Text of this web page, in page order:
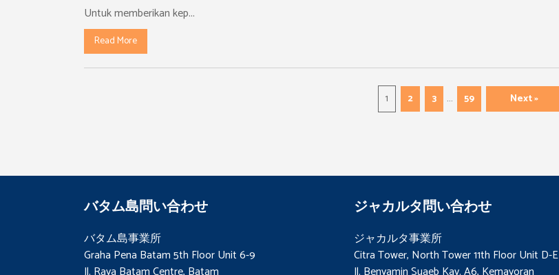
Untuk memberikan kep...
Read More
1 2 3 … 59 Next »
バタム島問い合わせ
バタム島事業所
Graha Pena Batam 5th Floor Unit 6-9
ジャカルタ問い合わせ
ジャカルタ事業所
Citra Tower, North Tower 11th Floor Unit D-E